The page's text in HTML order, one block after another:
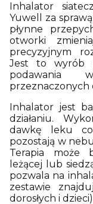
Inhalator
Yuwell za
płynne
otworki
precyzyjnym
Jest to wyrób
podawania
przeznaczonych
Inhalator jest
działaniu.
dawkę leku
pozostają w
Terapia może
leżącej lub
pozwala na
zestawie
dorosłych i